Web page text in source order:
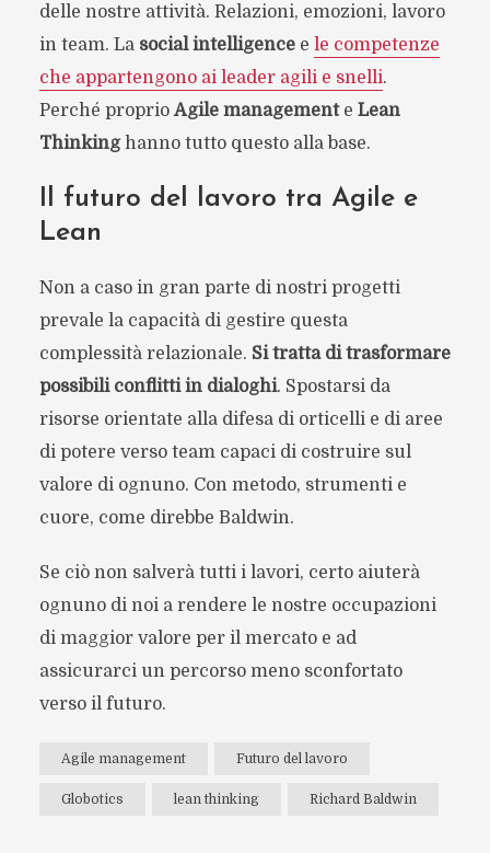
delle nostre attività. Relazioni, emozioni, lavoro
in team. La social intelligencee
le competenze
che appartengono ai leader agili e snelli.
Perché proprio Agile managemente Lean
Thinkinghanno tutto questo alla base.
Il futuro del lavoro tra Agile e
Lean
Non a caso in gran parte di nostri progetti
prevale la capacità di gestire questa
complessità relazionale. Si tratta di trasformare
possibili conflitti in dialoghi. Spostarsi da
risorse orientate alla difesa di orticelli e di aree
di potere verso team capaci di costruire sul
valore di ognuno. Con metodo, strumenti e
cuore, come direbbe Baldwin.
Se ciò non salverà tutti i lavori, certo aiuterà
ognuno di noi a rendere le nostre occupazioni
di maggior valore per il mercato e ad
assicurarci un percorso meno sconfortato
verso il futuro.
Agile management Futuro del lavoro
Globotics lean thinking Richard Baldwin